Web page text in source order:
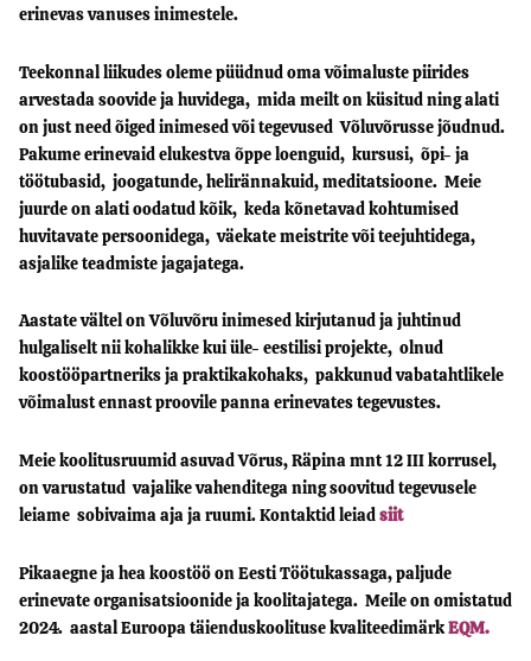
erinevas vanuses inimestele.
Teekonnal liikudes oleme püüdnud oma võimaluste piirides
arvestada soovide ja huvidega, mida meilt on küsitud ning alati
on just need õiged inimesed või tegevused Võluvõrusse jõudnud.
Pakume erinevaid elukestva õppe loenguid, kursusi, õpi- ja
töötubasid, joogatunde, helirännakuid, meditatsioone. Meie
juurde on alati oodatud kõik, keda kõnetavad kohtumised
huvitavate persoonidega, väekate meistrite või teejuhtidega,
asjalike teadmiste jagajatega.
Aastate vältel on Võluvõru inimesed kirjutanud ja juhtinud
hulgaliselt nii kohalikke kui üle- eestilisi projekte, olnud
koostööpartneriks ja praktikakohaks, pakkunud vabatahtlikele
võimalust ennast proovile panna erinevates tegevustes.
Meie koolitusruumid asuvad Võrus, Räpina mnt 12 III korrusel,
on varustatud vajalike vahenditega ning soovitud tegevusele
leiame sobivaima aja ja ruumi. Kontaktid leiadsiit
Pikaaegne ja hea koostöö on Eesti Töötukassaga, paljude
erinevate organisatsioonide ja koolitajatega. Meile on omistatud
2024. aastal Euroopa täienduskoolituse kvaliteedimärkEQM.